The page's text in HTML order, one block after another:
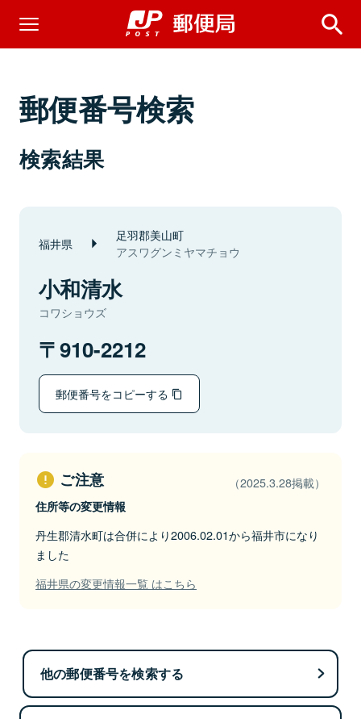
郵便番号検索
検索結果
福井県 足羽郡美山町
アスワグンミヤマチョウ
小和清水
コワショウズ
910-2212
郵便番号をコピーする
ご注意 （2025.3.28掲載）
住所等の変更情報
丹生郡清水町は合併により2006.02.01から福井市になり
ました
福井県の変更情報一覧 はこちら
他の郵便番号を検索する